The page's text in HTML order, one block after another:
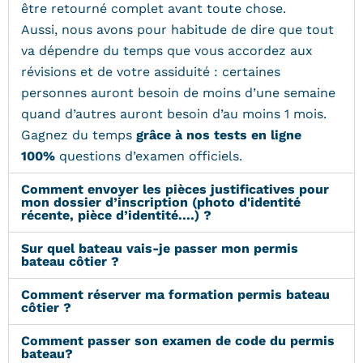
être retourné complet avant toute chose.
Aussi, nous avons pour habitude de dire que tout
va dépendre du temps que vous accordez aux
révisions et de votre assiduité : certaines
personnes auront besoin de moins d’une semaine
quand d’autres auront besoin d’au moins 1 mois.
Gagnez du temps grâce à nos tests en ligne
100% questions d’examen officiels.
Comment envoyer les pièces justificatives pour
mon dossier d’inscription (photo d'identité
récente, pièce d’identité....) ?
Sur quel bateau vais-je passer mon permis
bateau côtier ?
Comment réserver ma formation permis bateau
côtier ?
Comment passer son examen de code du permis
bateau?